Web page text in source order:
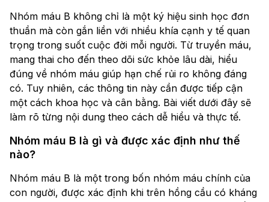
Nhóm máu B không chỉ là một ký hiệu sinh học đơn
thuần mà còn gắn liền với nhiều khía cạnh y tế quan
trọng trong suốt cuộc đời mỗi người. Từ truyền máu,
mang thai cho đến theo dõi sức khỏe lâu dài, hiểu
đúng về nhóm máu giúp hạn chế rủi ro không đáng
có. Tuy nhiên, các thông tin này cần được tiếp cận
một cách khoa học và cân bằng. Bài viết dưới đây sẽ
làm rõ từng nội dung theo cách dễ hiểu và thực tế.
Nhóm máu B là gì và được xác định như thế
nào?
Nhóm máu B là một trong bốn nhóm máu chính của
con người, được xác định khi trên hồng cầu có kháng